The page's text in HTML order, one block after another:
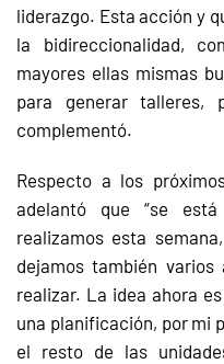
liderazgo. Esta acción y
la bidireccionalidad,
mayores ellas mismas
para generar talleres,
complementó.
Respecto a los
adelantó que “se
realizamos esta
dejamos también varios
realizar. La idea ahora
una planificación, por mi
el resto de las